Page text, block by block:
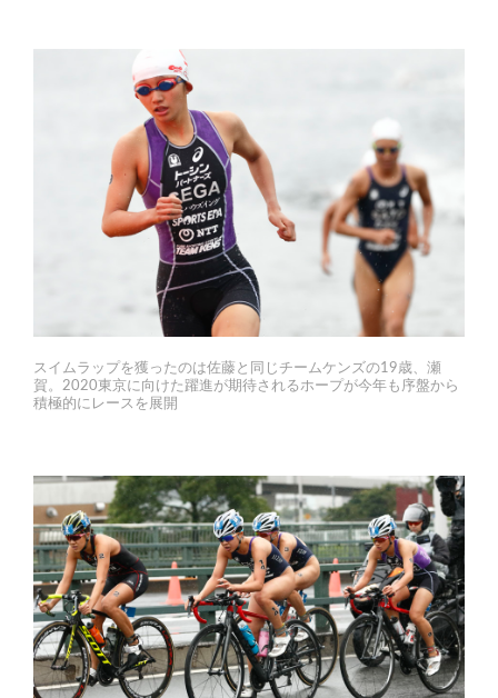
スイムラップを獲ったのは佐藤と同じチームケンズの19歳、瀬
賀。2020東京に向けた躍進が期待されるホープが今年も序盤から
積極的にレースを展開